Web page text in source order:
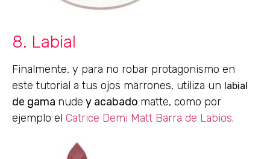
8. Labial
Finalmente, y para no robar protagonismo en
este tutorial a tus ojos marrones, utiliza un labial
de gama nude y acabado matte, como por
ejemplo el Catrice Demi Matt Barra de Labios.